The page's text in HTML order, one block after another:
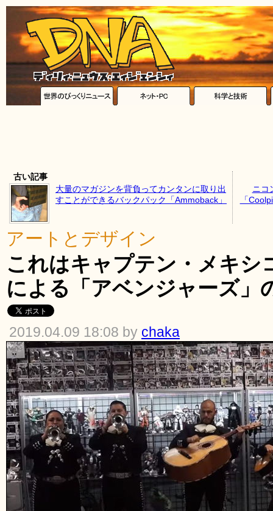
古い記事
大量のマガジンを背負ってカンタンに取り出
すことができるバックパック「Ammoback」
ニコ
「
アートとデザイン
これはキャプテン・メキ
による「アベンジャーズ」
2019.04.09 18:08 by chaka